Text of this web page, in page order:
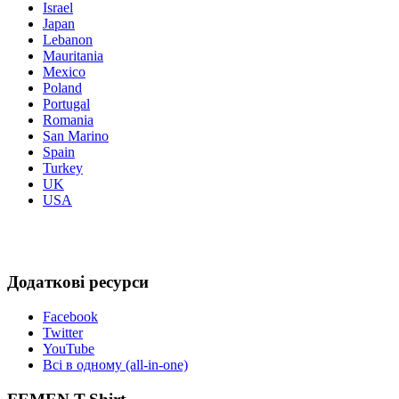
Israel
Japan
Lebanon
Mauritania
Mexico
Poland
Portugal
Romania
San Marino
Spain
Turkey
UK
USA
Додаткові ресурси
Facebook
Twitter
YouTube
Всі в одному (all-in-one)